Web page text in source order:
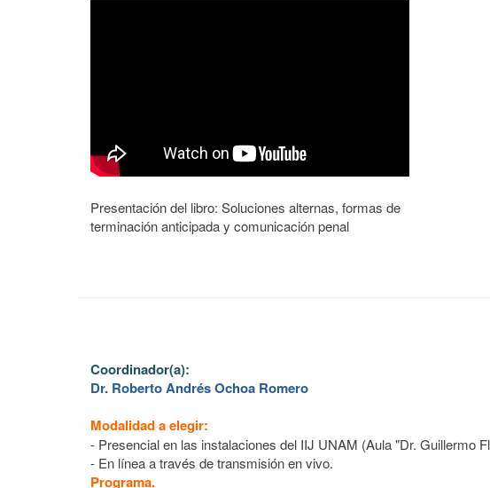
Presentación del libro: Soluciones alternas, formas de
terminación anticipada y comunicación penal
Coordinador(a):
Dr. Roberto Andrés Ochoa Romero
Modalidad a elegir:
- Presencial en las instalaciones del IIJ UNAM (Aula "Dr. Guillermo
- En línea a través de transmisión en vivo.
Programa.